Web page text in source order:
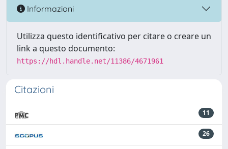
Informazioni
Utilizza questo identificativo per citare o creare un
link a questo documento:
https://hdl.handle.net/11386/4671961
Citazioni
11
26